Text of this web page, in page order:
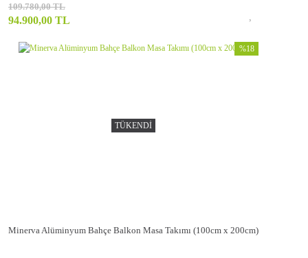
109.780,00 TL
94.900,00 TL
TÜKENDİ
Minerva Alüminyum Bahçe Balkon Masa Takımı (100cm x 200cm)
%18